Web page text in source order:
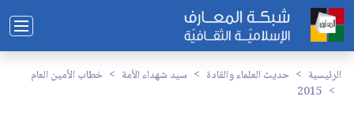
الرئيسية حديث العلماء والقادة سيد شهداء الأمة
خطاب الأمين العام
2015